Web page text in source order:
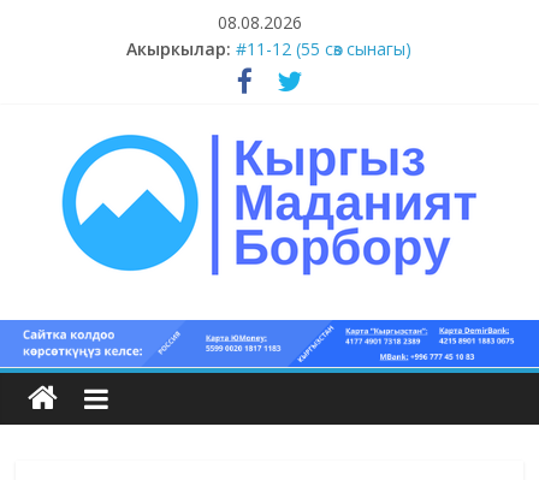
08.08.2026
Акыркылар: #11-12 (55 сөз сынагы)
#9-10 (55 сөз сынагы)
#5-8 (55 сөз сынагы)
#13-14 (55 сөз сынагы)
Кыргыз
маданият